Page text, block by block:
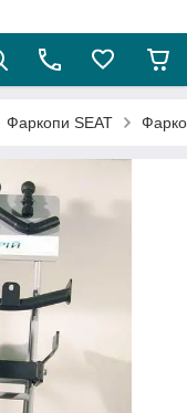
Фаркопи SEAT